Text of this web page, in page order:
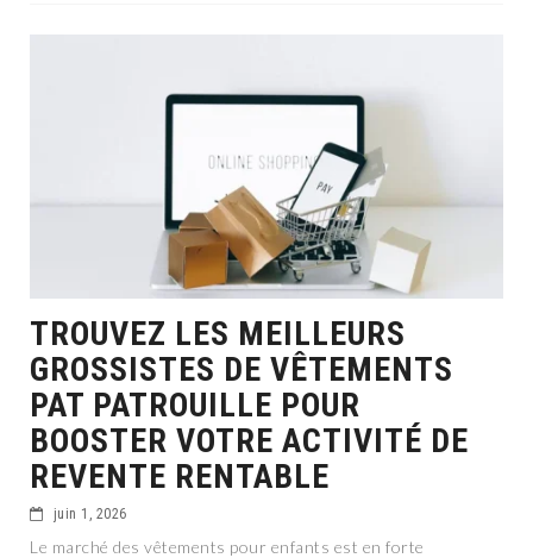
TROUVEZ LES MEILLEURS
GROSSISTES DE VÊTEMENTS
PAT PATROUILLE POUR
BOOSTER VOTRE ACTIVITÉ DE
REVENTE RENTABLE
juin 1, 2026
Le marché des vêtements pour enfants est en forte